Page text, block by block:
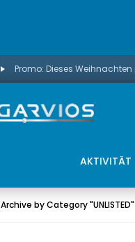
AKTIVITÄT
Archive by Category "UNLISTED"